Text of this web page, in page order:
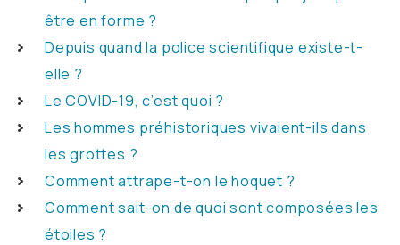
être en forme ?
Depuis quand la police scientifique existe-t-
elle ?
Le COVID-19, c’est quoi ?
Les hommes préhistoriques vivaient-ils dans
les grottes ?
Comment attrape-t-on le hoquet ?
Comment sait-on de quoi sont composées les
étoiles ?